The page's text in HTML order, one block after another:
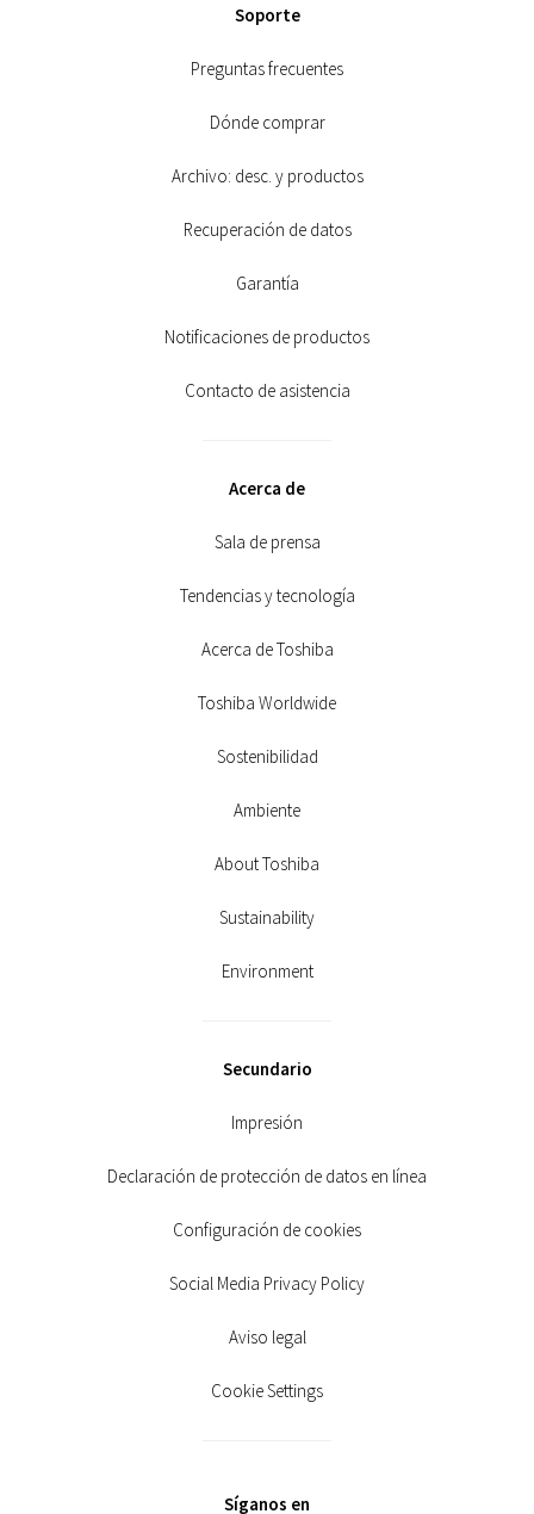
Soporte
Preguntas frecuentes
Dónde comprar
Archivo: desc. y productos
Recuperación de datos
Garantía
Notificaciones de productos
Contacto de asistencia
Acerca de
Sala de prensa
Tendencias y tecnología
Acerca de Toshiba
Toshiba Worldwide
Sostenibilidad
Ambiente
About Toshiba
Sustainability
Environment
Secundario
Impresión
Declaración de protección de datos en línea
Configuración de cookies
Social Media Privacy Policy
Aviso legal
Cookie Settings
Síganos en